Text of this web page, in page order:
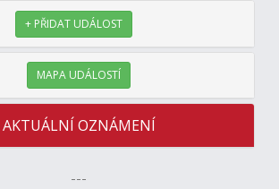
+ PŘIDAT UDÁLOST
MAPA UDÁLOSTÍ
AKTUÁLNÍ OZNÁMENÍ
---